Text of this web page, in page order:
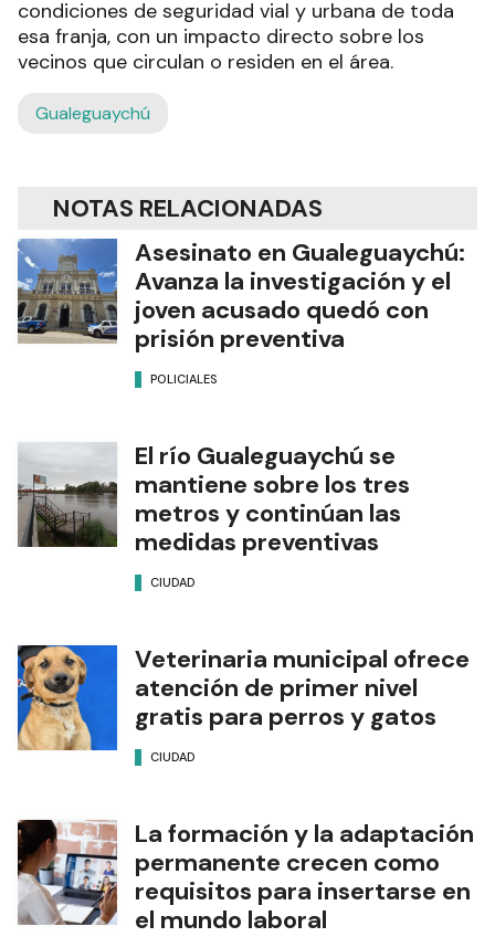
condiciones de seguridad vial y urbana de toda
esa franja, con un impacto directo sobre los
vecinos que circulan o residen en el área.
Gualeguaychú
NOTAS RELACIONADAS
Asesinato en Gualeguaychú:
Avanza la investigación y el
joven acusado quedó con
prisión preventiva
POLICIALES
El río Gualeguaychú se
mantiene sobre los tres
metros y continúan las
medidas preventivas
CIUDAD
Veterinaria municipal ofrece
atención de primer nivel
gratis para perros y gatos
CIUDAD
La formación y la adaptación
permanente crecen como
requisitos para insertarse en
el mundo laboral